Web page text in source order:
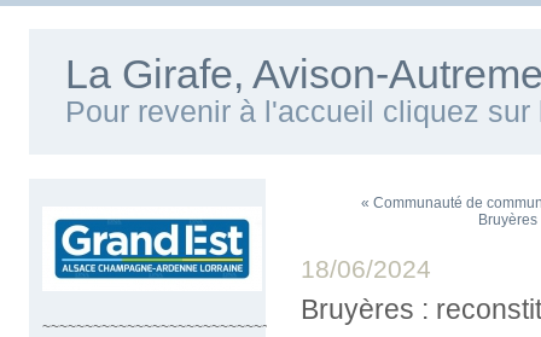
La Girafe, Avison-
Pour revenir à l'accueil cliquez sur
~~~~~~~~~~~~~~~~~~~~~~~~~~~~~~~~~~
« Communauté de
18/06/2024
Bruyères :